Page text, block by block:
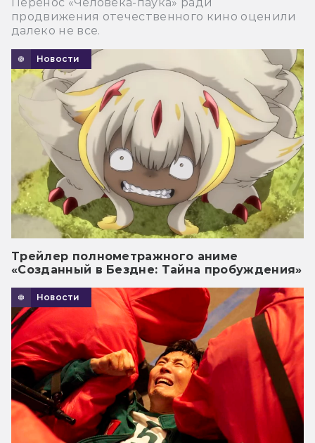
продвижения отечественного кино оценили
далеко не все.
Новости
Трейлер полнометражного аниме
«Созданный в Бездне: Тайна пробуждения»
Новости